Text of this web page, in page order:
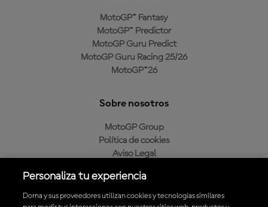
MotoGP™ Fantasy
MotoGP™ Predictor
MotoGP Guru Predict
MotoGP Guru Racing 25/26
MotoGP™26
Sobre nosotros
MotoGP Group
Política de cookies
Aviso Legal
Política de compra
Personaliza tu experiencia
Dorna y sus proveedores utilizan cookies y tecnologías similares